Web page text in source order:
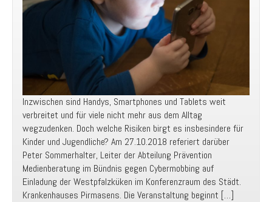
Inzwischen sind Handys, Smartphones und Tablets weit
verbreitet und für viele nicht mehr aus dem Alltag
wegzudenken. Doch welche Risiken birgt es insbesindere für
Kinder und Jugendliche? Am 27.10.2018 referiert darüber
Peter Sommerhalter, Leiter der Abteilung Prävention
Medienberatung im Bündnis gegen Cybermobbing auf
Einladung der Westpfalzküken im Konferenzraum des Städt.
Krankenhauses Pirmasens. Die Veranstaltung beginnt […]